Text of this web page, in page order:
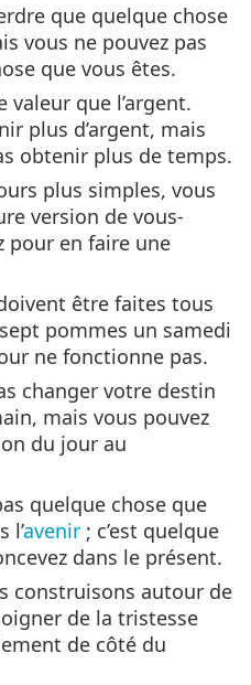
que quelque chose
vous ne pouvez pas
que vous êtes.
valeur que l’argent.
plus d’argent, mais
obtenir plus de temps.
plus simples, vous
version de vous-
pour en faire une
être faites tous
pommes un samedi
ne fonctionne pas.
changer votre destin
mais vous pouvez
du jour au
quelque chose que
l’avenir ; c’est quelque
dans le présent.
construisons autour de
de la tristesse
de côté du